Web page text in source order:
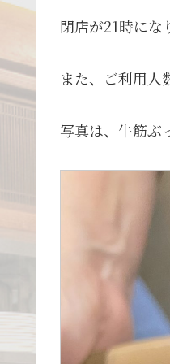
閉店が21時にな
また、ご利用人
写真は、牛筋ぶ